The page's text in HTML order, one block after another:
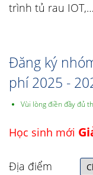
trình tủ rau IOT,…
Đăng ký
phí 2025 -
Vùi lòng điền đầy đủ
Học sinh mới
Địa điểm